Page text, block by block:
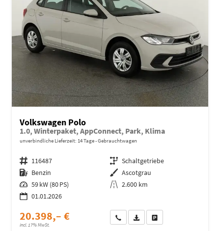
Volkswagen Polo
1.0, Winterpaket, AppConnect, Park, Klima
unverbindliche Lieferzeit: 14 Tage Gebrauchtwagen
Fahrzeugnr. 116487 Getriebe Schaltgetriebe
Kraftstoff Benzin Außenfarbe Ascotgrau
Leistung 59 kW (80 PS) Kilometerstand 2.600 km
01.01.2026
20.398,– €
incl. 17% MwSt.
Wir rufen Sie anFahrzeugexposé (PDF)